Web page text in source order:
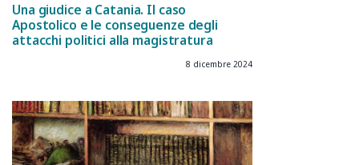
Una giudice a Catania. Il caso
Apostolico e le conseguenze degli
attacchi politici alla magistratura
8 dicembre 2024